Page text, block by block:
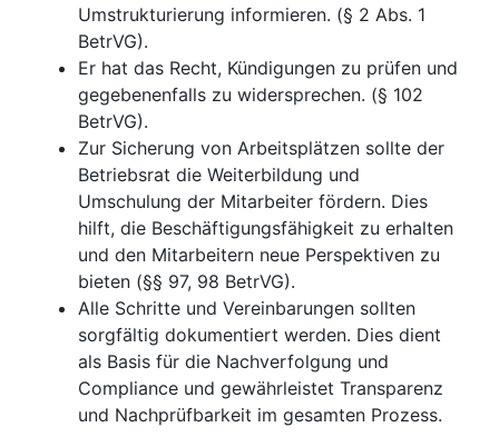
Umstrukturierung informieren. (§ 2 Abs. 1
BetrVG).
Er hat das Recht, Kündigungen zu prüfen und
gegebenenfalls zu widersprechen. (§ 102
BetrVG).
Zur Sicherung von Arbeitsplätzen sollte der
Betriebsrat die Weiterbildung und
Umschulung der Mitarbeiter fördern. Dies
hilft, die Beschäftigungsfähigkeit zu erhalten
und den Mitarbeitern neue Perspektiven zu
bieten (§§ 97, 98 BetrVG).
Alle Schritte und Vereinbarungen sollten
sorgfältig dokumentiert werden. Dies dient
als Basis für die Nachverfolgung und
Compliance und gewährleistet Transparenz
und Nachprüfbarkeit im gesamten Prozess.